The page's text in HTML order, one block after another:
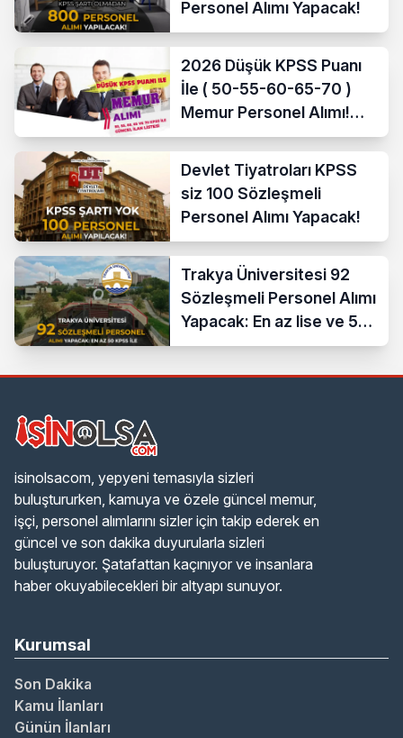
Personel Alımı Yapacak!
2026 Düşük KPSS Puanı
İle ( 50-55-60-65-70 )
Memur Personel Alımı!
Lise, Ön Lisans ve Lisans
Devlet Tiyatroları KPSS
siz 100 Sözleşmeli
Personel Alımı Yapacak!
Trakya Üniversitesi 92
Sözleşmeli Personel Alımı
Yapacak: En az lise ve 50
KPSS İle
isinolsacom, yepyeni temasıyla sizleri
buluştururken, kamuya ve özele güncel memur,
işçi, personel alımlarını sizler için takip ederek en
güncel ve son dakika duyurularla sizleri
buluşturuyor. Şatafattan kaçınıyor ve insanlara
haber okuyabilecekleri bir altyapı sunuyor.
Kurumsal
Son Dakika
Kamu İlanları
Günün İlanları